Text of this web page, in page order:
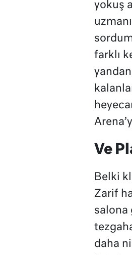
yokuş
farklı
Ve
Belki
Zarif
salona
daha